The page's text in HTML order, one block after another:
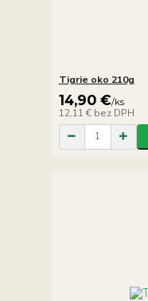
Tigrie oko 210g
14,90 €/ks
12,11 € bez DPH